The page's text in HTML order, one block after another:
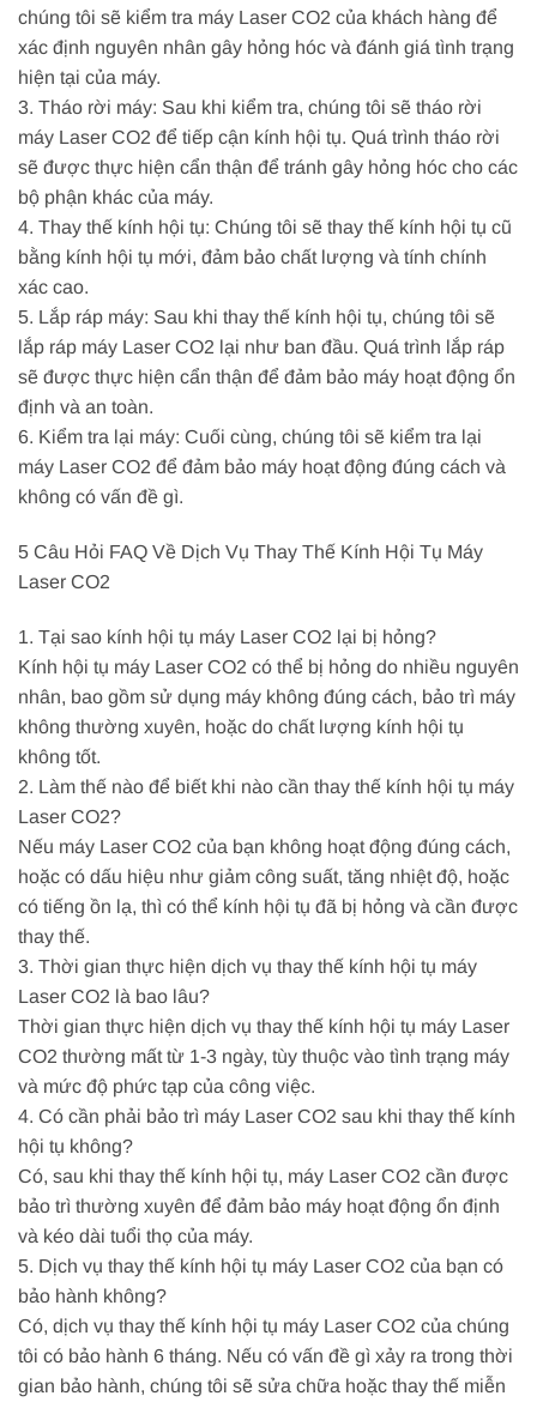
chúng tôi sẽ kiểm tra máy Laser CO2 của khách hàng để
xác định nguyên nhân gây hỏng hóc và đánh giá tình trạng
hiện tại của máy.
3. Tháo rời máy: Sau khi kiểm tra, chúng tôi sẽ tháo rời
máy Laser CO2 để tiếp cận kính hội tụ. Quá trình tháo rời
sẽ được thực hiện cẩn thận để tránh gây hỏng hóc cho các
bộ phận khác của máy.
4. Thay thế kính hội tụ: Chúng tôi sẽ thay thế kính hội tụ cũ
bằng kính hội tụ mới, đảm bảo chất lượng và tính chính
xác cao.
5. Lắp ráp máy: Sau khi thay thế kính hội tụ, chúng tôi sẽ
lắp ráp máy Laser CO2 lại như ban đầu. Quá trình lắp ráp
sẽ được thực hiện cẩn thận để đảm bảo máy hoạt động ổn
định và an toàn.
6. Kiểm tra lại máy: Cuối cùng, chúng tôi sẽ kiểm tra lại
máy Laser CO2 để đảm bảo máy hoạt động đúng cách và
không có vấn đề gì.
5 Câu Hỏi FAQ Về Dịch Vụ Thay Thế Kính Hội Tụ Máy
Laser CO2
1. Tại sao kính hội tụ máy Laser CO2 lại bị hỏng?
Kính hội tụ máy Laser CO2 có thể bị hỏng do nhiều nguyên
nhân, bao gồm sử dụng máy không đúng cách, bảo trì máy
không thường xuyên, hoặc do chất lượng kính hội tụ
không tốt.
2. Làm thế nào để biết khi nào cần thay thế kính hội tụ máy
Laser CO2?
Nếu máy Laser CO2 của bạn không hoạt động đúng cách,
hoặc có dấu hiệu như giảm công suất, tăng nhiệt độ, hoặc
có tiếng ồn lạ, thì có thể kính hội tụ đã bị hỏng và cần được
thay thế.
3. Thời gian thực hiện dịch vụ thay thế kính hội tụ máy
Laser CO2 là bao lâu?
Thời gian thực hiện dịch vụ thay thế kính hội tụ máy Laser
CO2 thường mất từ 1-3 ngày, tùy thuộc vào tình trạng máy
và mức độ phức tạp của công việc.
4. Có cần phải bảo trì máy Laser CO2 sau khi thay thế kính
hội tụ không?
Có, sau khi thay thế kính hội tụ, máy Laser CO2 cần được
bảo trì thường xuyên để đảm bảo máy hoạt động ổn định
và kéo dài tuổi thọ của máy.
5. Dịch vụ thay thế kính hội tụ máy Laser CO2 của bạn có
bảo hành không?
Có, dịch vụ thay thế kính hội tụ máy Laser CO2 của chúng
tôi có bảo hành 6 tháng. Nếu có vấn đề gì xảy ra trong thời
gian bảo hành, chúng tôi sẽ sửa chữa hoặc thay thế miễn